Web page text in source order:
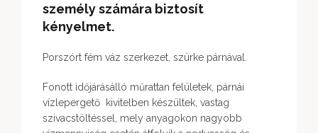
személy számára biztosít
kényelmet.
Porszórt fém váz szerkezet, szürke párnával.
Fonott időjárásálló műrattan felületek, párnái
vízlepergető kivitelben készültek, vastag
szivacstöltéssel, mely anyagokon nagyobb